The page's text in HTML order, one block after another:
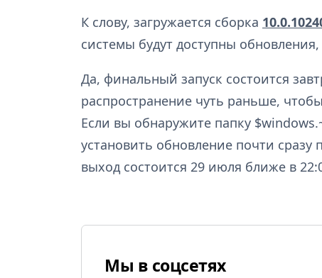
К слову, загружается сборка
системы будут доступны
Да, финальный запуск состоится
распространение чуть раньше,
Если вы обнаружите папку
установить обновление почти
выход состоится 29 июля ближе в
Мы в соцсетях